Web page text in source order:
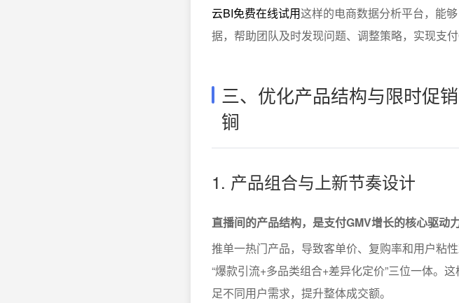
云BI免费在线试用这样的电商数据分析平台，能
据，帮助团队及时发现问题、调整策略，实现支付
三、优化产品结构与限时促
锏
1. 产品组合与上新节奏设计
直播间的产品结构，是支付GMV增长的核心驱动力
推单一热门产品，导致客单价、复购率和用户粘
“爆款引流+多品类组合+差异化定价”三位一体。
足不同用户需求，提升整体成交额。